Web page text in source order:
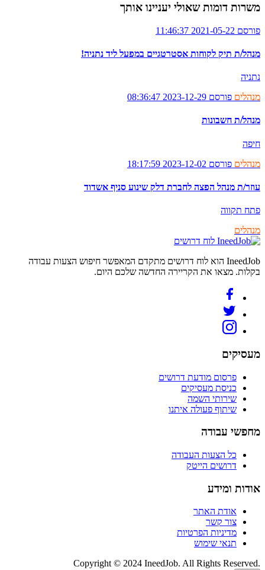
משרות דומות שאולי יעניינו אותך
פורסם 2021-05-22 11:46:37
מנהל/ת תיק לקוחות אסטרטגיים במפעל ליד נתניה!
נתניה
מנהלים פורסם 2023-12-29 08:36:47
מנהל/ת חשבונות
חיפה
מנהלים פורסם 2023-12-02 18:17:59
עוזר/ת מנהל הפצה לחברת דלק שינוע סניף אשדוד
פתח תקווה
מנהלים
לוח דרושים
IneedJob הוא לוח דרושים מתקדם המאפשר חיפוש הצעות עבודה
בקלות. מצאו את הקריירה החדשה שלכם היום.
מעסיקים
פרסום מודעת דרושים
כניסת מעסיקים
שירותי השמה
שיתוף פעולה איתנו
מחפשי עבודה
כל הצעות העבודה
דרושים הייטק
אודות ומידע
אודת האתר
צור קשר
מדיניות הפרטיות
תנאי שימוש
Copyright © 2024 IneedJob. All Rights Reserved.